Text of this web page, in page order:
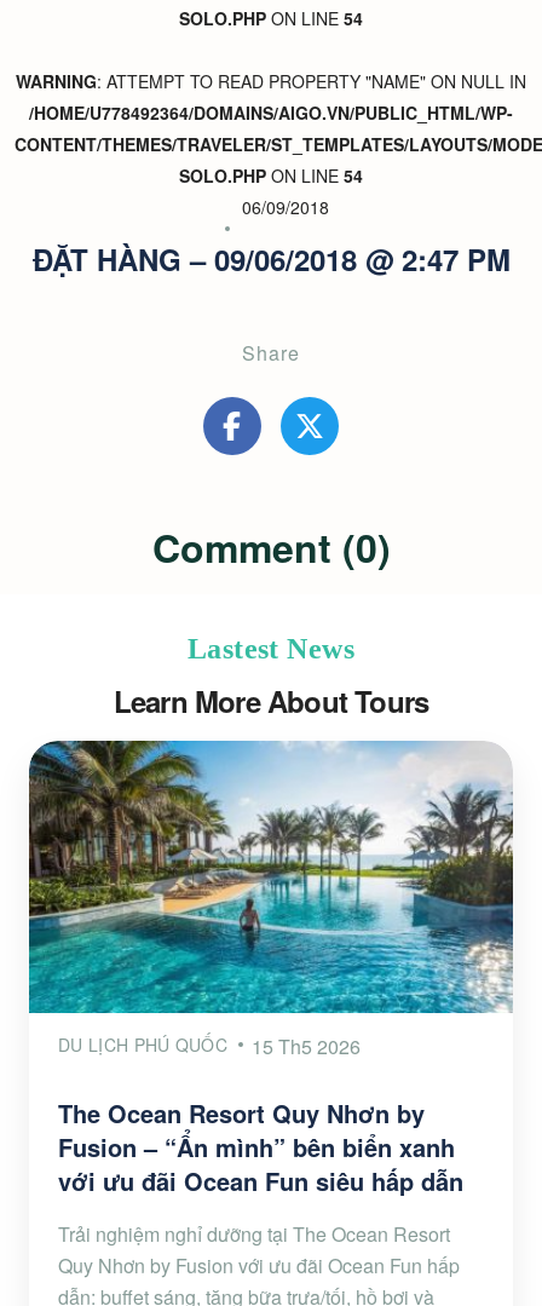
SOLO.PHP ON LINE 54
WARNING: ATTEMPT TO READ PROPERTY "NAME" ON NULL IN
/HOME/U778492364/DOMAINS/AIGO.VN/PUBLIC_HTML/WP-
CONTENT/THEMES/TRAVELER/ST_TEMPLATES/LAYOUTS/
SOLO.PHP ON LINE 54
06/09/2018
ĐẶT HÀNG – 09/06/2018 @ 2:47 PM
Share
Comment (0)
Lastest News
Learn More About Tours
DU LỊCH PHÚ QUỐC 15 Th5 2026
The Ocean Resort Quy Nhơn by
Fusion – “Ẩn mình” bên biển xanh
với ưu đãi Ocean Fun siêu hấp dẫn
Trải nghiệm nghỉ dưỡng tại The Ocean Resort
Quy Nhơn by Fusion với ưu đãi Ocean Fun hấp
dẫn: buffet sáng, tặng bữa trưa/tối, hồ bơi và